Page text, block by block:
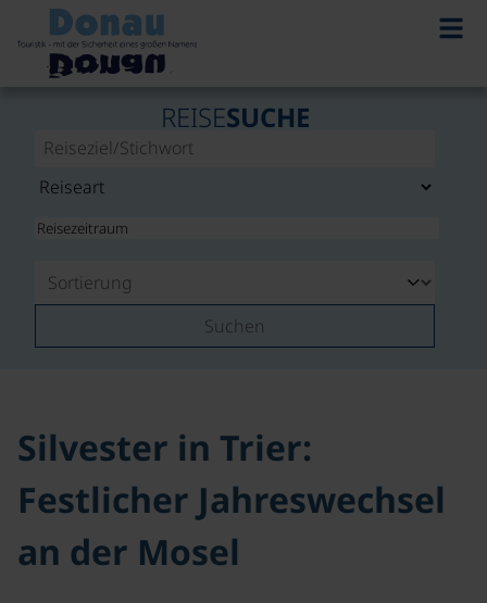
REISESUCHE
Suchen
Silvester in Trier:
Festlicher Jahreswechsel
an der Mosel